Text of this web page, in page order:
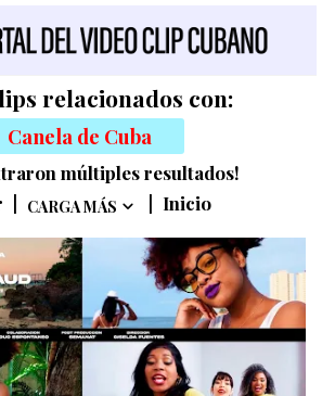
relacionados con:
Canela de Cuba
múltiples resultados!
CARGA MÁS Inicio